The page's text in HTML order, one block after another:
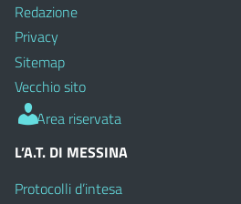
Redazione
Privacy
Sitemap
Vecchio sito
Area riservata
L’A.T. DI MESSINA
Protocolli d’intesa